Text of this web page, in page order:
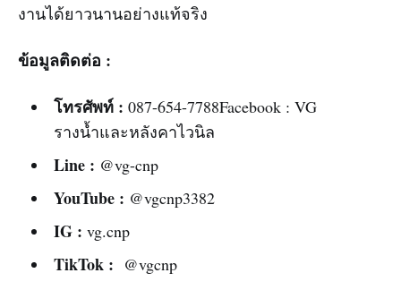
งานได้ยาวนานอย่างแท้จริง
ข้อมูลติดต่อ :
โทรศัพท์ : 087-654-7788Facebook : VG
รางน้ำและหลังคาไวนิล
Line : @vg-cnp
YouTube : @vgcnp3382
IG : vg.cnp
TikTok : @vgcnp